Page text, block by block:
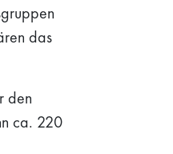
das
den
ca. 220